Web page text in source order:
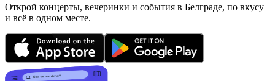
Открой концерты, вечеринки и события в Белграде, по вкусу
и всё в одном месте.